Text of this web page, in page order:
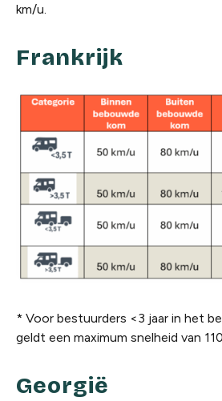
km/u.
Frankrijk
* Voor bestuurders <3 jaar in het
geldt een maximum snelheid van
Georgië